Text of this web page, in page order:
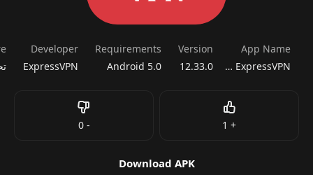
App Name
ExpressVPN مهكر
Version
12.33.0
Requirements
Android 5.0
Developer
ExpressVPN
+
1
Like
-
0
Dislike
Download APK